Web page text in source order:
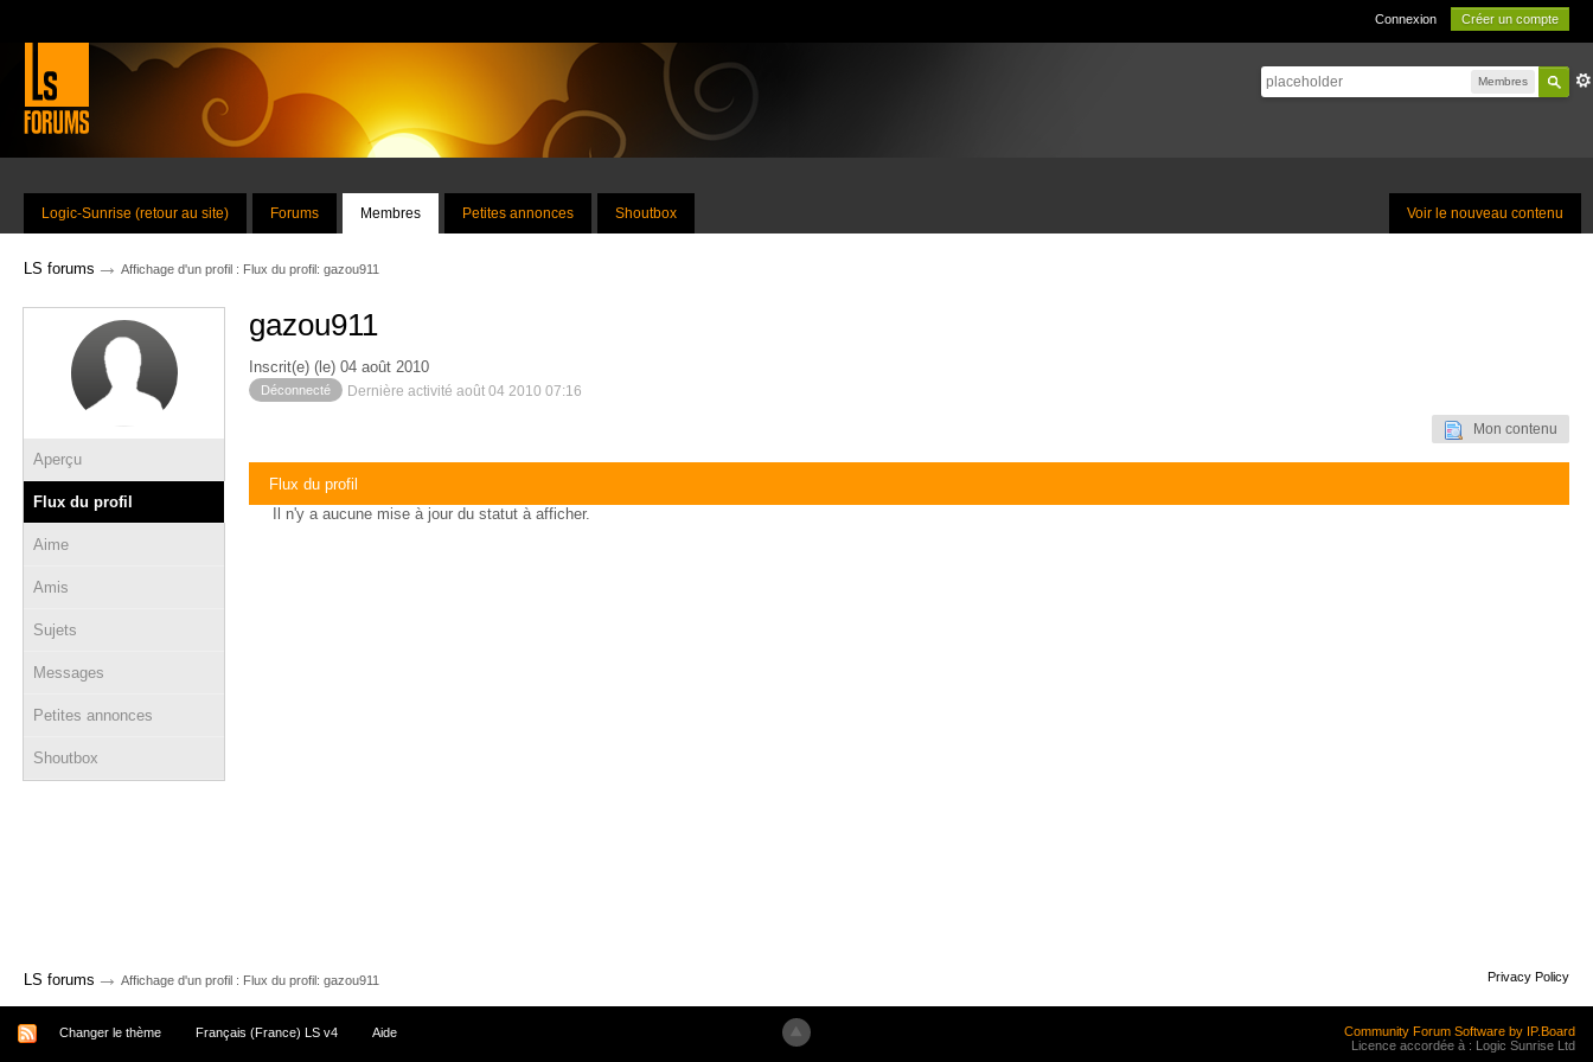
Connexion Créer un compte
Membres
Voir le nouveau contenu
Logic-Sunrise (retour au site) Forums Membres Petites annonces Shoutbox
LS forums → Affichage d'un profil : Flux du profil: gazou911
Aperçu
Flux du profil
Aime
Amis
Sujets
Messages
Petites annonces
Shoutbox
gazou911
Inscrit(e) (le) 04 août 2010
Déconnecté Dernière activité août 04 2010 07:16
Mon contenu
Flux du profil
Il n'y a aucune mise à jour du statut à afficher.
LS forums → Affichage d'un profil : Flux du profil: gazou911 Privacy Policy
Changer le thème Français (France) LS v4 Aide
Community Forum Software by IP.Board
Licence accordée à : Logic Sunrise Ltd